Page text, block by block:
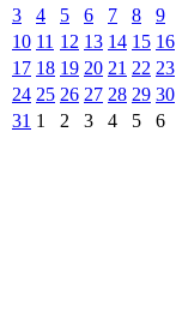
3
4 5 6 7 8
9
10 11 12 13 14 15 16
17 18 19 20 21 22 23
24 25 26 27 28 29 30
31 1 2 3 4 5 6